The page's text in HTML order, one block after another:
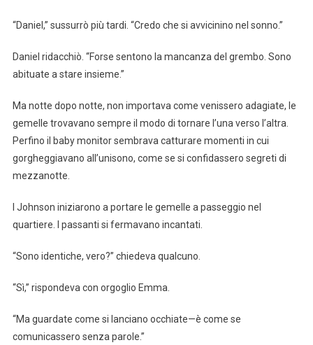
“Daniel,” sussurrò più tardi. “Credo che si avvicinino nel sonno.”
Daniel ridacchiò. “Forse sentono la mancanza del grembo. Sono
abituate a stare insieme.”
Ma notte dopo notte, non importava come venissero adagiate, le
gemelle trovavano sempre il modo di tornare l’una verso l’altra.
Perfino il baby monitor sembrava catturare momenti in cui
gorgheggiavano all’unisono, come se si confidassero segreti di
mezzanotte.
I Johnson iniziarono a portare le gemelle a passeggio nel
quartiere. I passanti si fermavano incantati.
“Sono identiche, vero?” chiedeva qualcuno.
“Sì,” rispondeva con orgoglio Emma.
“Ma guardate come si lanciano occhiate—è come se
comunicassero senza parole.”